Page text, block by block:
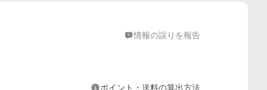
情報の誤りを報告
ポイント・送料の算出方法